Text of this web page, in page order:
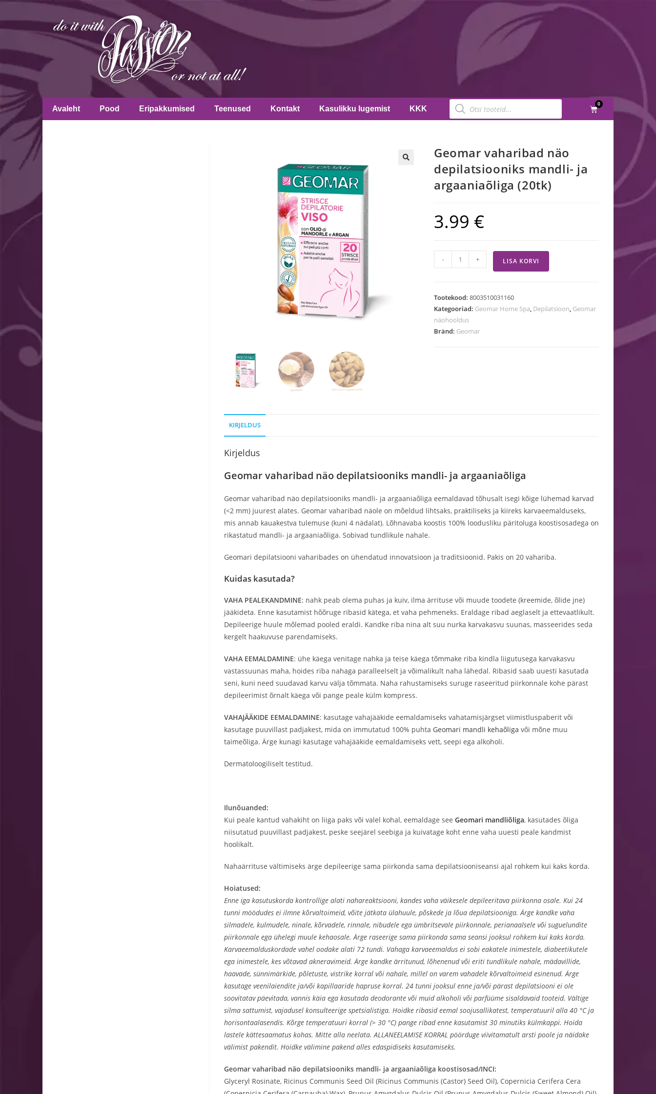
Avaleht Pood Eripakkumised Teenused Kontakt Kasulikku lugemist KKK
0
Geomar vaharibad näo
depilatsiooniks mandli- ja
argaaniaõliga (20tk)
3.99 €
- + LISA KORVI
Tootekood: 8003510031160
Kategooriad: Geomar Home Spa, Depilatsioon, Geomar
näohooldus
Bränd: Geomar
KIRJELDUS
Kirjeldus
Geomar vaharibad näo depilatsiooniks mandli- ja argaaniaõliga
Geomar vaharibad näo depilatsiooniks mandli- ja argaaniaõliga eemaldavad tõhusalt isegi kõige lühemad karvad
(<2 mm) juurest alates. Geomar vaharibad näole on mõeldud lihtsaks, praktiliseks ja kiireks karvaeemalduseks,
mis annab kauakestva tulemuse (kuni 4 nädalat). Lõhnavaba koostis 100% loodusliku päritoluga koostisosadega on
rikastatud mandli- ja argaaniaõliga. Sobivad tundlikule nahale.
Geomari depilatsiooni vaharibades on ühendatud innovatsioon ja traditsioonid. Pakis on 20 vahariba.
Kuidas kasutada?
VAHA PEALEKANDMINE: nahk peab olema puhas ja kuiv, ilma ärrituse või muude toodete (kreemide, õlide jne)
jääkideta. Enne kasutamist hõõruge ribasid kätega, et vaha pehmeneks. Eraldage ribad aeglaselt ja ettevaatlikult.
Depileerige huule mõlemad pooled eraldi. Kandke riba nina alt suu nurka karvakasvu suunas, masseerides seda
kergelt haakuvuse parendamiseks.
VAHA EEMALDAMINE: ühe käega venitage nahka ja teise käega tõmmake riba kindla liigutusega karvakasvu
vastassuunas maha, hoides riba nahaga paralleelselt ja võimalikult naha lähedal. Ribasid saab uuesti kasutada
seni, kuni need suudavad karvu välja tõmmata. Naha rahustamiseks suruge raseeritud piirkonnale kohe pärast
depileerimist õrnalt käega või pange peale külm kompress.
VAHAJÄÄKIDE EEMALDAMINE: kasutage vahajääkide eemaldamiseks vahatamisjärgset viimistluspaberit või
kasutage puuvillast padjakest, mida on immutatud 100% puhta Geomari mandli kehaõliga või mõne muu
taimeõliga. Ärge kunagi kasutage vahajääkide eemaldamiseks vett, seepi ega alkoholi.
Dermatoloogiliselt testitud.
Ilunõuanded:
Kui peale kantud vahakiht on liiga paks või valel kohal, eemaldage see Geomari mandliõliga, kasutades õliga
niisutatud puuvillast padjakest, peske seejärel seebiga ja kuivatage koht enne vaha uuesti peale kandmist
hoolikalt.
Nahaärrituse vältimiseks ärge depileerige sama piirkonda sama depilatsiooniseansi ajal rohkem kui kaks korda.
Hoiatused:
Enne iga kasutuskorda kontrollige alati nahareaktsiooni, kandes vaha väikesele depileeritava piirkonna osale. Kui 24
tunni möödudes ei ilmne kõrvaltoimeid, võite jätkata ülahuule, põskede ja lõua depilatsiooniga. Ärge kandke vaha
silmadele, kulmudele, ninale, kõrvadele, rinnale, nibudele ega ümbritsevale piirkonnale, perianaalsele või suguelundite
piirkonnale ega ühelegi muule kehaosale. Ärge raseerige sama piirkonda sama seansi jooksul rohkem kui kaks korda.
Karvaeemalduskordade vahel oodake alati 72 tundi. Vahaga karvaeemaldus ei sobi eakatele inimestele, diabeetikutele
ega inimestele, kes võtavad akneravimeid. Ärge kandke ärritunud, lõhenenud või eriti tundlikule nahale, mädavillide,
haavade, sünnimärkide, põletuste, vistrike korral või nahale, millel on varem vahadele kõrvaltoimeid esinenud. Ärge
kasutage veenilaiendite ja/või kapillaaride hapruse korral. 24 tunni jooksul enne ja/või pärast depilatsiooni ei ole
soovitatav päevitada, vannis käia ega kasutada deodorante või muid alkoholi või parfüüme sisaldavaid tooteid. Vältige
silma sattumist, vajadusel konsulteerige spetsialistiga. Hoidke ribasid eemal soojusallikatest, temperatuuril alla 40 °C ja
horisontaalasendis. Kõrge temperatuuri korral (> 30 °C) pange ribad enne kasutamist 30 minutiks külmkappi. Hoida
lastele kättesaamatus kohas. Mitte alla neelata. ALLANEELAMISE KORRAL pöörduge viivitamatult arsti poole ja näidake
välimist pakendit. Hoidke välimine pakend alles edaspidiseks kasutamiseks.
Geomar vaharibad näo depilatsiooniks mandli- ja argaaniaõliga koostisosad/INCI:
Glyceryl Rosinate, Ricinus Communis Seed Oil (Ricinus Communis (Castor) Seed Oil), Copernicia Cerifera Cera